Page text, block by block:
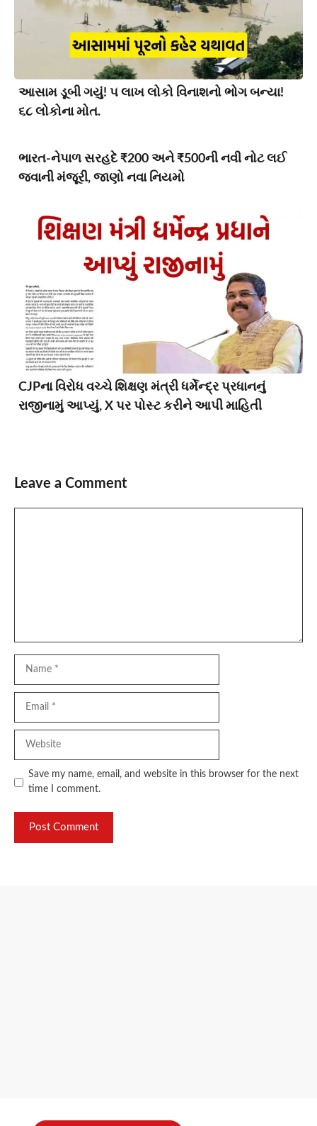
આસામ ડૂબી ગયું! ૫ લાખ લોકો વિનાશનો ભોગ બન્યા!
૬૮ લોકોના મોત.
ભારત-નેપાળ સરહદે ₹200 અને ₹500ની નવી નોટ લઈ
જવાની મંજૂરી, જાણો નવા નિયમો
CJPના વિરોધ વચ્ચે શિક્ષણ મંત્રી ધર્મેન્દ્ર પ્રધાનનું
રાજીનામું આપ્યું, X પર પોસ્ટ કરીને આપી માહિતી
Leave a Comment
Save my name, email, and website in this browser for the next
time I comment.